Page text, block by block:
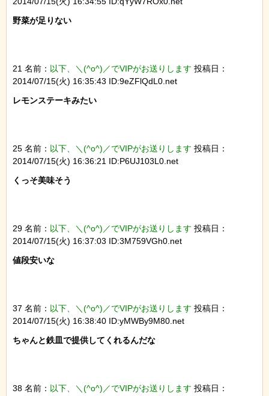
野菜が足りない
21 名前： 以下、＼(^o^)／でVIPがお送りします 投稿日：
2014/07/15(火) 16:35:43 ID:9eZFlQdL0.net
レモンステーキみたい
25 名前： 以下、＼(^o^)／でVIPがお送りします 投稿日：
2014/07/15(火) 16:36:21 ID:P6UJ103L0.net
くっそ美味そう
29 名前： 以下、＼(^o^)／でVIPがお送りします 投稿日：
2014/07/15(火) 16:37:03 ID:3M759VGh0.net
値段安いな
37 名前： 以下、＼(^o^)／でVIPがお送りします 投稿日：
2014/07/15(火) 16:38:40 ID:yMWBy9M80.net
ちゃんと鉄皿で提供してくれるんだな
38 名前： 以下、＼(^o^)／でVIPがお送りします 投稿日：